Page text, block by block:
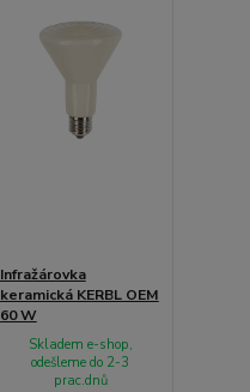
Infražárovka
keramická KERBL OEM
60 W
Skladem e-shop,
odešleme do 2-3
prac.dnů